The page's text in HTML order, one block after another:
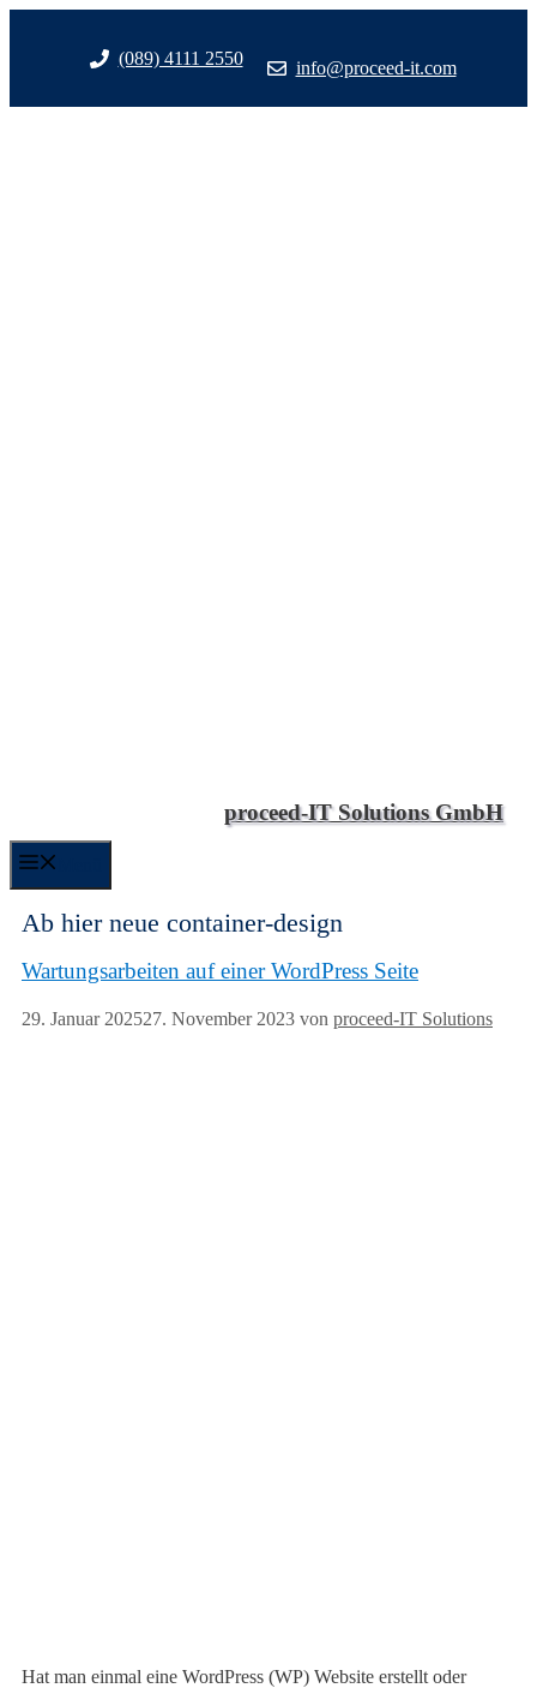
(089) 4111 2550 info@proceed-it.com
proceed-IT Solutions GmbH
Ab hier neue container-design
Wartungsarbeiten auf einer WordPress Seite
29. Januar 202527. November 2023 von proceed-IT Solutions
Hat man einmal eine WordPress (WP) Website erstellt oder